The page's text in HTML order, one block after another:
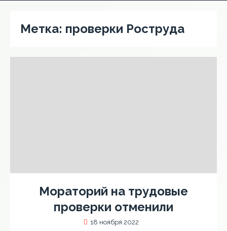
Метка: проверки Роструда
Мораторий на трудовые
проверки отменили
18 ноября 2022